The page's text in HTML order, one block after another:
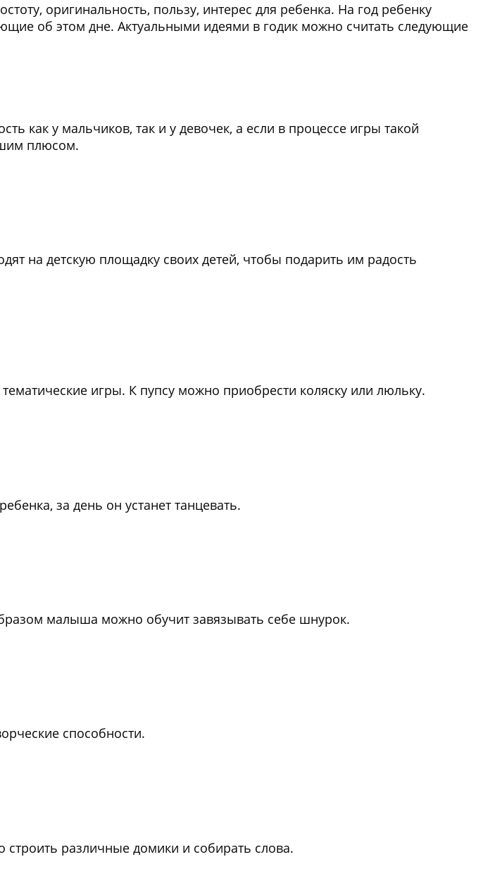
оригинальность, пользу, интерес для ребенка. На год ребенку
об этом дне. Актуальными идеями в годик можно считать следующие
как у мальчиков, так и у девочек, а если в процессе игры такой
плюсом.
на детскую площадку своих детей, чтобы подарить им радость
игры. К пупсу можно приобрести коляску или люльку.
за день он устанет танцевать.
малыша можно обучит завязывать себе шнурок.
способности.
различные домики и собирать слова.